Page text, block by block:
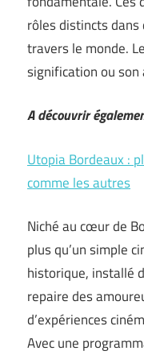
rôles distincts
travers le monde.
signification ou
A découvrir
Utopia Bordeaux :
comme les autres
Niché au cœur de
plus qu’un simple
historique, installé
repaire des
d’expériences
Avec une